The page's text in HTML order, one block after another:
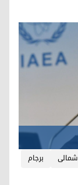
برجام